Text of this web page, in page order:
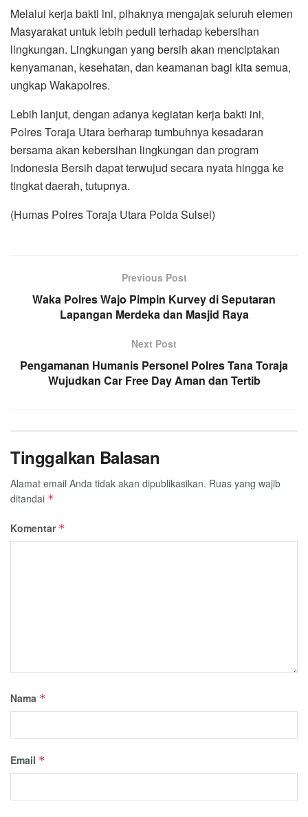
Melalui kerja bakti ini, pihaknya mengajak seluruh elemen
Masyarakat untuk lebih peduli terhadap kebersihan
lingkungan. Lingkungan yang bersih akan menciptakan
kenyamanan, kesehatan, dan keamanan bagi kita semua,
ungkap Wakapolres.
Lebih lanjut, dengan adanya kegiatan kerja bakti ini,
Polres Toraja Utara berharap tumbuhnya kesadaran
bersama akan kebersihan lingkungan dan program
Indonesia Bersih dapat terwujud secara nyata hingga ke
tingkat daerah, tutupnya.
(Humas Polres Toraja Utara Polda Sulsel)
Previous Post
Waka Polres Wajo Pimpin Kurvey di Seputaran
Lapangan Merdeka dan Masjid Raya
Next Post
Pengamanan Humanis Personel Polres Tana Toraja
Wujudkan Car Free Day Aman dan Tertib
Tinggalkan Balasan
Alamat email Anda tidak akan dipublikasikan. Ruas yang wajib
ditandai *
Komentar *
Nama *
Email *